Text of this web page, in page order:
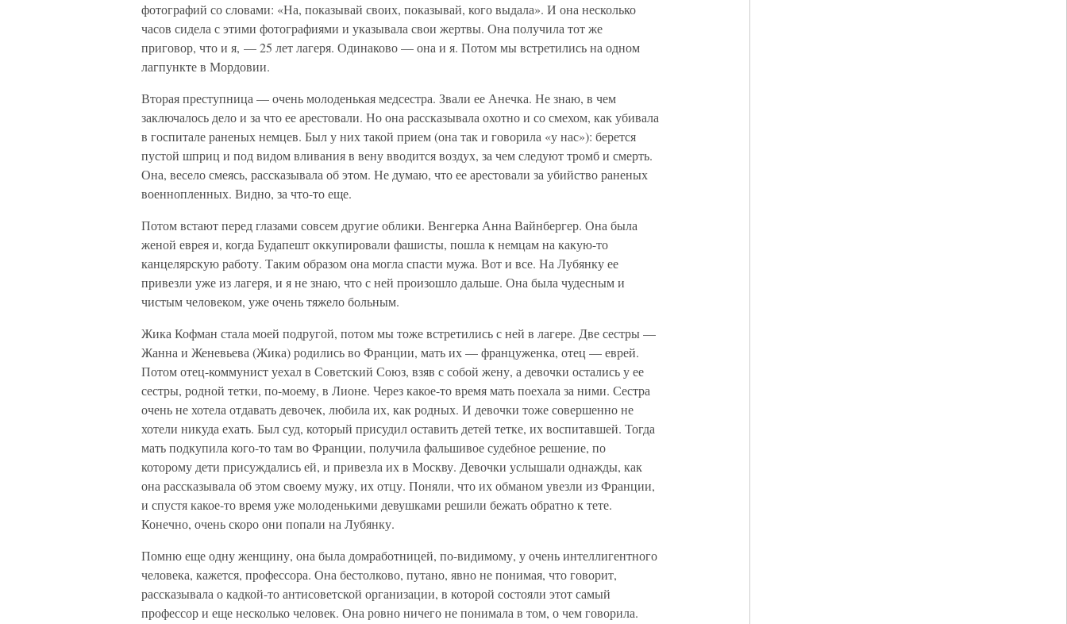
фотографий со словами: «На, показывай своих, показывай, кого выдала». И она несколько
часов сидела с этими фотографиями и указывала свои жертвы. Она получила тот же
приговор, что и я, — 25 лет лагеря. Одинаково — она и я. Потом мы встретились на одном
лагпункте в Мордовии.
Вторая преступница — очень молоденькая медсестра. Звали ее Анечка. Не знаю, в чем
заключалось дело и за что ее арестовали. Но она рассказывала охотно и со смехом, как убивала
в госпитале раненых немцев. Был у них такой прием (она так и говорила «у нас»): берется
пустой шприц и под видом вливания в вену вводится воздух, за чем следуют тромб и смерть.
Она, весело смеясь, рассказывала об этом. Не думаю, что ее арестовали за убийство раненых
военнопленных. Видно, за что-то еще.
Потом встают перед глазами совсем другие облики. Венгерка Анна Вайнбергер. Она была
женой еврея и, когда Будапешт оккупировали фашисты, пошла к немцам на какую-то
канцелярскую работу. Таким образом она могла спасти мужа. Вот и все. На Лубянку ее
привезли уже из лагеря, и я не знаю, что с ней произошло дальше. Она была чудесным и
чистым человеком, уже очень тяжело больным.
Жика Кофман стала моей подругой, потом мы тоже встретились с ней в лагере. Две сестры —
Жанна и Женевьева (Жика) родились во Франции, мать их — француженка, отец — еврей.
Потом отец-коммунист уехал в Советский Союз, взяв с собой жену, а девочки остались у ее
сестры, родной тетки, по-моему, в Лионе. Через какое-то время мать поехала за ними. Сестра
очень не хотела отдавать девочек, любила их, как родных. И девочки тоже совершенно не
хотели никуда ехать. Был суд, который присудил оставить детей тетке, их воспитавшей. Тогда
мать подкупила кого-то там во Франции, получила фальшивое судебное решение, по
которому дети присуждались ей, и привезла их в Москву. Девочки услышали однажды, как
она рассказывала об этом своему мужу, их отцу. Поняли, что их обманом увезли из Франции,
и спустя какое-то время уже молоденькими девушками решили бежать обратно к тете.
Конечно, очень скоро они попали на Лубянку.
Помню еще одну женщину, она была домработницей, по-видимому, у очень интеллигентного
человека, кажется, профессора. Она бестолково, путано, явно не понимая, что говорит,
рассказывала о кадкой-то антисоветской организации, в которой состояли этот самый
профессор и еще несколько человек. Она ровно ничего не понимала в том, о чем говорила.